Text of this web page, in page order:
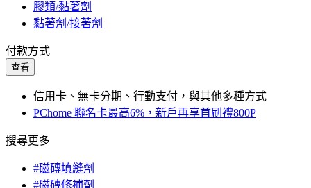
膠類/黏著劑
黏著劑/接著劑
付款方式
查看
信用卡、無卡分期、行動支付，與其他多種方式
PChome 聯名卡最高6%，新戶再享首刷禮800P
搜尋更多
#磁磚填縫劑
#磁磚修補劑